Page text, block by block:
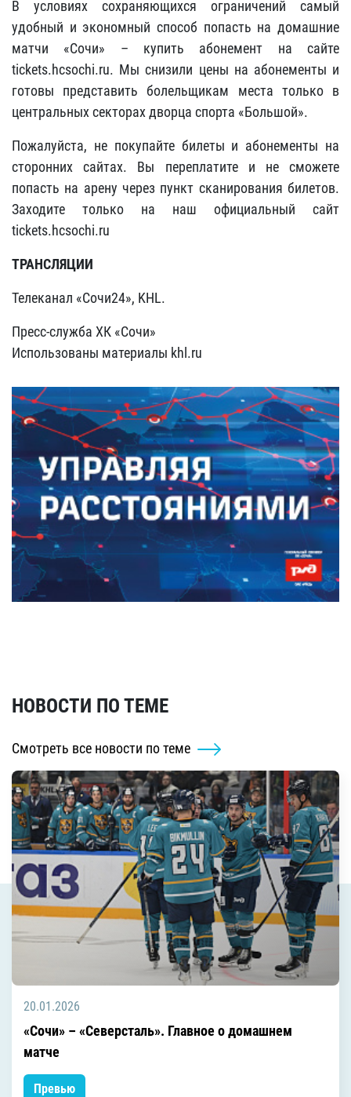
В условиях сохраняющихся ограничений самый
удобный и экономный способ попасть на домашние
матчи «Сочи» – купить абонемент на сайте
tickets.hcsochi.ru. Мы снизили цены на абонементы и
готовы представить болельщикам места только в
центральных секторах дворца спорта «Большой».
Пожалуйста, не покупайте билеты и абонементы на
сторонних сайтах. Вы переплатите и не сможете
попасть на арену через пункт сканирования билетов.
Заходите только на наш официальный сайт
tickets.hcsochi.ru
ТРАНСЛЯЦИИ
Телеканал «Сочи24», KHL.
Пресс-служба ХК «Сочи»
Использованы материалы khl.ru
НОВОСТИ ПО ТЕМЕ
Смотреть все новости по теме
20.01.2026
«Сочи» – «Северсталь». Главное о домашнем
матче
Превью